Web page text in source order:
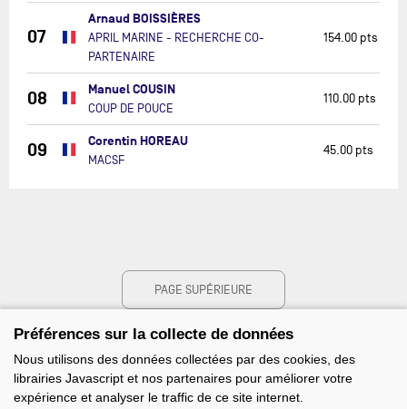
07
Arnaud BOISSIÈRES
APRIL MARINE - RECHERCHE CO-
PARTENAIRE
154.00 pts
08 Manuel COUSIN
COUP DE POUCE
110.00 pts
09 Corentin HOREAU
MACSF
45.00 pts
PAGE SUPÉRIEURE
Préférences sur la collecte de données
Nous utilisons des données collectées par des cookies, des
librairies Javascript et nos partenaires pour améliorer votre
expérience et analyser le traffic de ce site internet.